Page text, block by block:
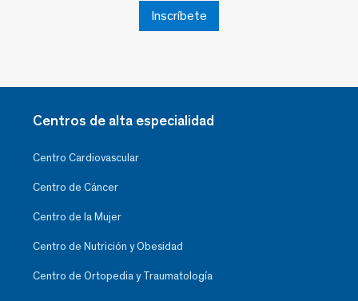
Inscríbete
Centros de alta especialidad
Centro Cardiovascular
Centro de Cáncer
Centro de la Mujer
Centro de Nutrición y Obesidad
Centro de Ortopedia y Traumatología